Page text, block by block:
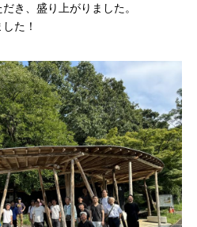
き、盛り上がりました。
た！